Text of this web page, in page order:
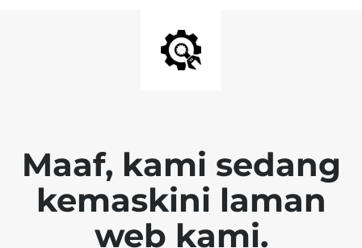
Maaf, kami sedang
kemaskini laman
web kami.